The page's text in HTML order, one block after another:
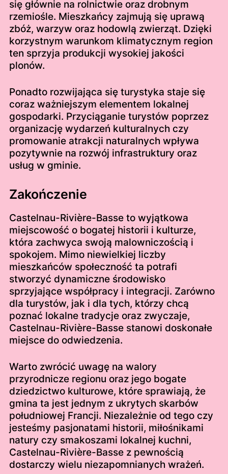
się głównie na rolnictwie oraz drobnym
rzemiośle. Mieszkańcy zajmują się uprawą
zbóż, warzyw oraz hodowlą zwierząt. Dzięki
korzystnym warunkom klimatycznym region
ten sprzyja produkcji wysokiej jakości
plonów.
Ponadto rozwijająca się turystyka staje się
coraz ważniejszym elementem lokalnej
gospodarki. Przyciąganie turystów poprzez
organizację wydarzeń kulturalnych czy
promowanie atrakcji naturalnych wpływa
pozytywnie na rozwój infrastruktury oraz
usług w gminie.
Zakończenie
Castelnau-Rivière-Basse to wyjątkowa
miejscowość o bogatej historii i kulturze,
która zachwyca swoją malowniczością i
spokojem. Mimo niewielkiej liczby
mieszkańców społeczność ta potrafi
stworzyć dynamiczne środowisko
sprzyjające współpracy i integracji. Zarówno
dla turystów, jak i dla tych, którzy chcą
poznać lokalne tradycje oraz zwyczaje,
Castelnau-Rivière-Basse stanowi doskonałe
miejsce do odwiedzenia.
Warto zwrócić uwagę na walory
przyrodnicze regionu oraz jego bogate
dziedzictwo kulturowe, które sprawiają, że
gmina ta jest jednym z ukrytych skarbów
południowej Francji. Niezależnie od tego czy
jesteśmy pasjonatami historii, miłośnikami
natury czy smakoszami lokalnej kuchni,
Castelnau-Rivière-Basse z pewnością
dostarczy wielu niezapomnianych wrażeń.